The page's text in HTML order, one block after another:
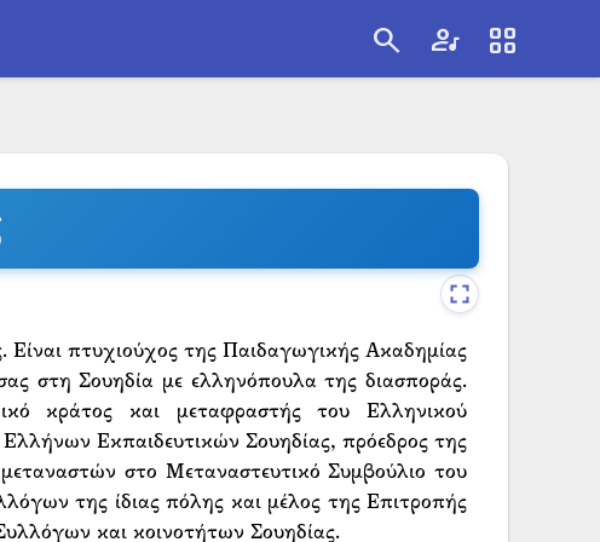
search artist view_cozy
πτυχιούχος της Παιδαγωγικής Ακαδημίας
στη Σουηδία με ελληνόπουλα της διασποράς.
κράτος και μεταφραστής του Ελληνικού
Εκπαιδευτικών Σουηδίας, πρόεδρος της
στο Μεταναστευτικό Συμβούλιο του
της ίδιας πόλης και μέλος της Επιτροπής
και κοινοτήτων Σουηδίας.